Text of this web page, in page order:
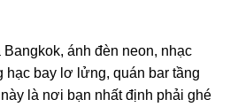
ánh đèn neon, nhạc
hạc bay lơ lửng, quán bar tầng
là nơi bạn nhất định phải ghé